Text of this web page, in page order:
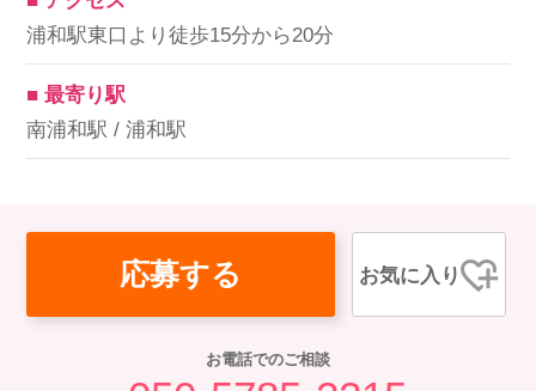
浦和駅東口より徒歩15分から20分
■ 最寄り駅
南浦和駅 / 浦和駅
応募する お気に入り
お電話でのご相談